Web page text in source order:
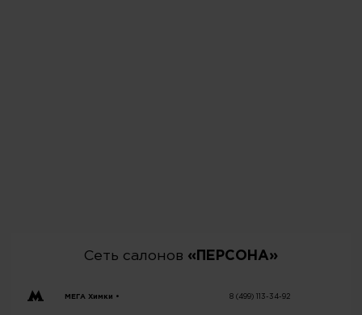
Сеть салонов «ПЕРСОНА»
МЕГА Химки • 8 (499) 113-34-92